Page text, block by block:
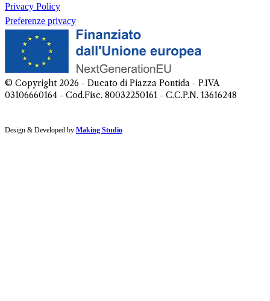
Privacy Policy
Preferenze privacy
© Copyright 2026 - Ducato di Piazza Pontida - P.IVA
03106660164 - Cod.Fisc. 80032250161 - C.C.P.N. 13616248
Design & Developed by Making Studio